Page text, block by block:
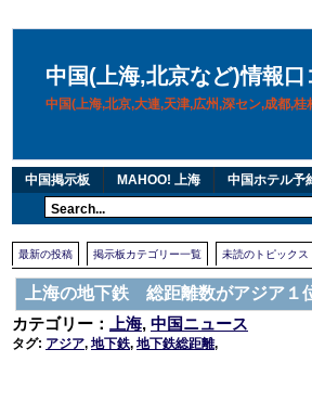
中国(上海,北京など)情報
中国(上海,北京,大連,天津,広州,深セン,成都,
中国掲示板 MAHOO! 上海 中国ホテル予
最新の投稿 掲示板カテゴリー一覧 未読のトピックス
上海の地下鉄 総距離数がアジア１
カテゴリー：
上海, 中国ニュース
タグ: アジア, 地下鉄, 地下鉄総距離,